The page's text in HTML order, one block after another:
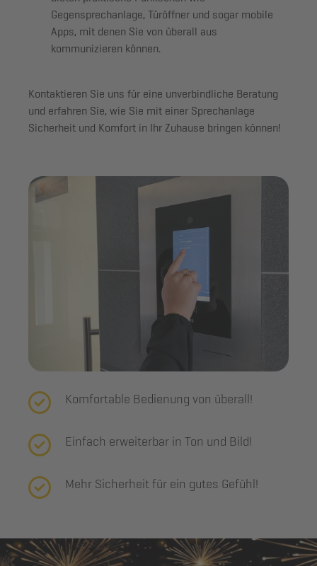
Gegensprechanlage, Türöffner und sogar mobile
Apps, mit denen Sie von überall aus
kommunizieren können.
Kontaktieren Sie uns für eine unverbindliche Beratung
und erfahren Sie, wie Sie mit einer Sprechanlage
Sicherheit und Komfort in Ihr Zuhause bringen können!
Komfortable Bedienung von überall!
Einfach erweiterbar in Ton und Bild!
Mehr Sicherheit für ein gutes Gefühl!